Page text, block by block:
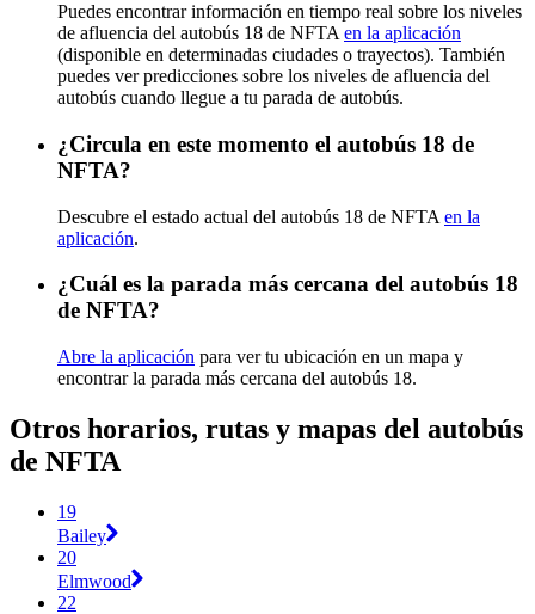
Puedes encontrar información en tiempo real sobre los niveles
de afluencia del autobús 18 de NFTA en la aplicación
(disponible en determinadas ciudades o trayectos). También
puedes ver predicciones sobre los niveles de afluencia del
autobús cuando llegue a tu parada de autobús.
¿Circula en este momento el autobús 18 de
NFTA?
Descubre el estado actual del autobús 18 de NFTA en la
aplicación.
¿Cuál es la parada más cercana del autobús 18
de NFTA?
Abre la aplicación para ver tu ubicación en un mapa y
encontrar la parada más cercana del autobús 18.
Otros horarios, rutas y mapas del autobús
de NFTA
19
Bailey
20
Elmwood
22